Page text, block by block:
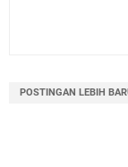
POSTINGAN LEBIH